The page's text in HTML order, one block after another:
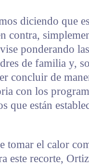
diciendo que
contra,
ponderando
de familia y,
concluir de
con los
que están
tomar el calor
este recorte,